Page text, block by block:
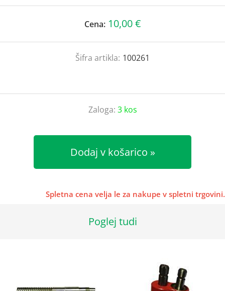
Cena: 10,00 €
Šifra artikla: 100261
Zaloga: 3 kos
Dodaj v košarico
Spletna cena velja le za nakupe v spletni trgovini.
Poglej tudi